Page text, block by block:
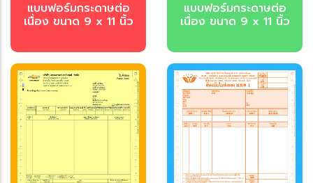
บบฟอร์มกระดาษต่อ
เนื่อง ขนาด 9 x 11 นิ้ว
บบฟอร์มกระดาษต่อ
เนื่อง ขนาด 9 x 11 นิ้ว